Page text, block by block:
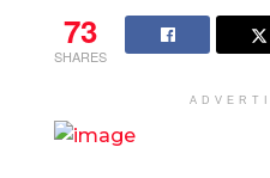
73
SHARES